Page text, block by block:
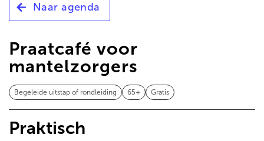
gaanNaar agenda
Praatcafé voor
mantelzorgers
Begeleide uitstap of rondleiding 65+ Gratis
Praktisch